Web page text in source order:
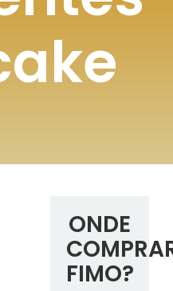
ONDE
FIMO?